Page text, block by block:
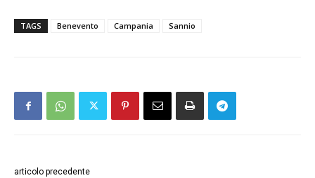
TAGS Benevento Campania Sannio
articolo precedente